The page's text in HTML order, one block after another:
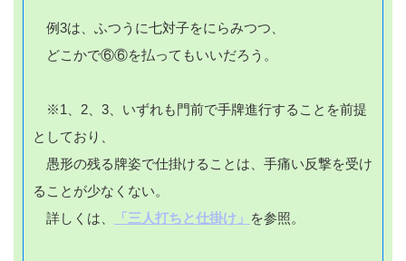
例3は、ふつうに七対子をにらみつつ、
どこかで⑥⑥を払ってもいいだろう。
※1、2、3、いずれも門前で手牌進行することを前提
としており、
愚形の残る牌姿で仕掛けることは、手痛い反撃を受け
ることが少なくない。
詳しくは、
「三人打ちと仕掛け」 を参照。